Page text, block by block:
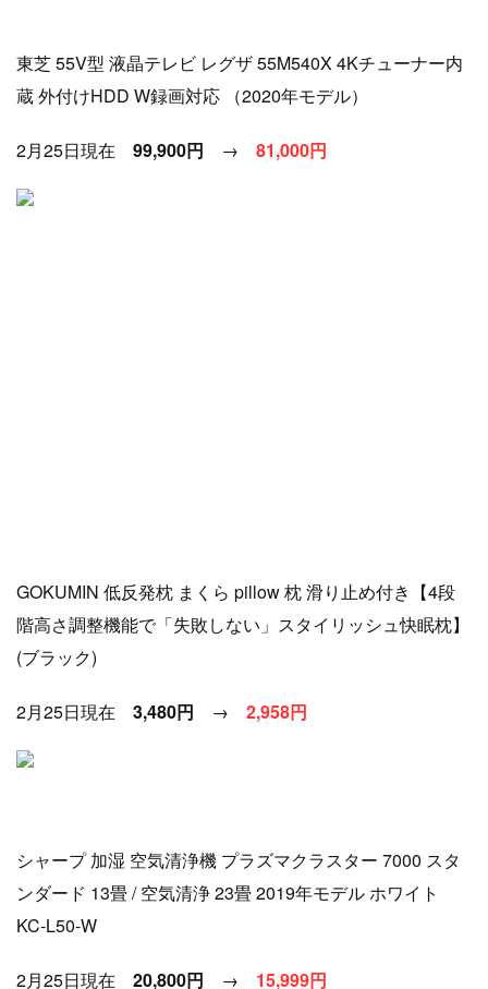
東芝 55V型 液晶テレビ レグザ 55M540X 4Kチューナー内
蔵 外付けHDD W録画対応 （2020年モデル）
2月25日現在 99,900円 → 81,000円
GOKUMIN 低反発枕 まくら pillow 枕 滑り止め付き【4段
階高さ調整機能で「失敗しない」スタイリッシュ快眠枕】
(ブラック)
2月25日現在 3,480円 → 2,958円
シャープ 加湿 空気清浄機 プラズマクラスター 7000 スタ
ンダード 13畳 / 空気清浄 23畳 2019年モデル ホワイト
KC-L50-W
2月25日現在 20,800円 → 15,999円